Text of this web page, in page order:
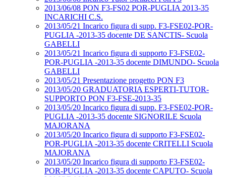
2013/06/08 PON F3-FS02 POR-PUGLIA 2013-35
INCARICHI C.S.
2013/05/21 Incarico figura di supp. F3-FSE02-POR-
PUGLIA -2013-35 docente DE SANCTIS- Scuola
GABELLI
2013/05/21 Incarico figura di supporto F3-FSE02-
POR-PUGLIA -2013-35 docente DIMUNDO- Scuola
GABELLI
2013/05/21 Presentazione progetto PON F3
2013/05/20 GRADUATORIA ESPERTI-TUTOR-
SUPPORTO PON F3-FSE-2013-35
2013/05/20 Incarico figura di supp. F3-FSE02-POR-
PUGLIA -2013-35 docente SIGNORILE Scuola
MAJORANA
2013/05/20 Incarico figura di supporto F3-FSE02-
POR-PUGLIA -2013-35 docente CRITELLI Scuola
MAJORANA
2013/05/20 Incarico figura di supporto F3-FSE02-
POR-PUGLIA -2013-35 docente CAPUTO- Scuola